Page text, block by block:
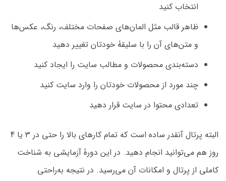
انتخاب کنید
ظاهر قالب مثل المان‌های صفحات مختلف، رنگ، عکس‌ها
و متن‌های آن را با سلیقۀ خودتان تغییر دهید
دسته‌بندی محصولات و مطالب سایت را ایجاد کنید
چند مورد از محصولات خودتان را وارد سایت کنید
تعدادی محتوا در سایت قرار دهید
البته پرتال آنقدر ساده است که تمام کارهای بالا را حتی در 3 یا 4
روز هم می‌توانید انجام دهید. در این دورۀ آزمایشی به شناخت
کاملی از پرتال و امکانات آن می‌رسید. در نتیجه به‌راحتی